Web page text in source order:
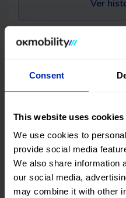
Consent
This website uses cookies
We use cookies to
provide social media
We also share information
our social media,
may combine it with other
Ver
Haz una compra segura y
próximo vehículo.
Este
Financiación
OK EASYPAY